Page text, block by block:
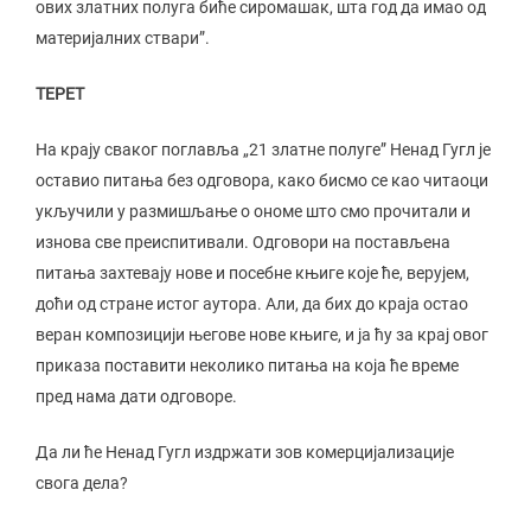
ових златних полуга биће сиромашак, шта год да имао од
материјалних ствари”.
ТЕРЕТ
На крају сваког поглавља „21 златне полуге” Ненад Гугл је
оставио питања без одговора, како бисмо се као читаоци
укључили у размишљање о ономе што смо прочитали и
изнова све преиспитивали. Одговори на постављена
питања захтевају нове и посебне књиге које ће, верујем,
доћи од стране истог аутора. Али, да бих до краја остао
веран композицији његове нове књиге, и ја ћу за крај овог
приказа поставити неколико питања на која ће време
пред нама дати одговоре.
Да ли ће Ненад Гугл издржати зов комерцијализације
свога дела?